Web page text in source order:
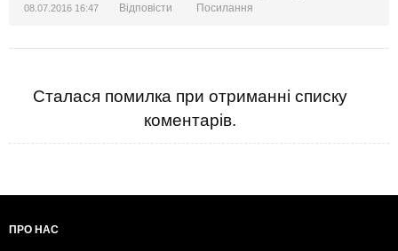
08.07.2016 16:47 Відповісти Посилання
Сталася помилка при отриманні списку
коментарів.
ПРО НАС